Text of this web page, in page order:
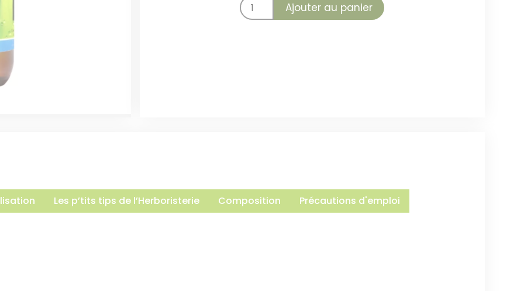
Ajouter au panier
Les p’tits tips de l’Herboristerie Composition Précautions d'emploi